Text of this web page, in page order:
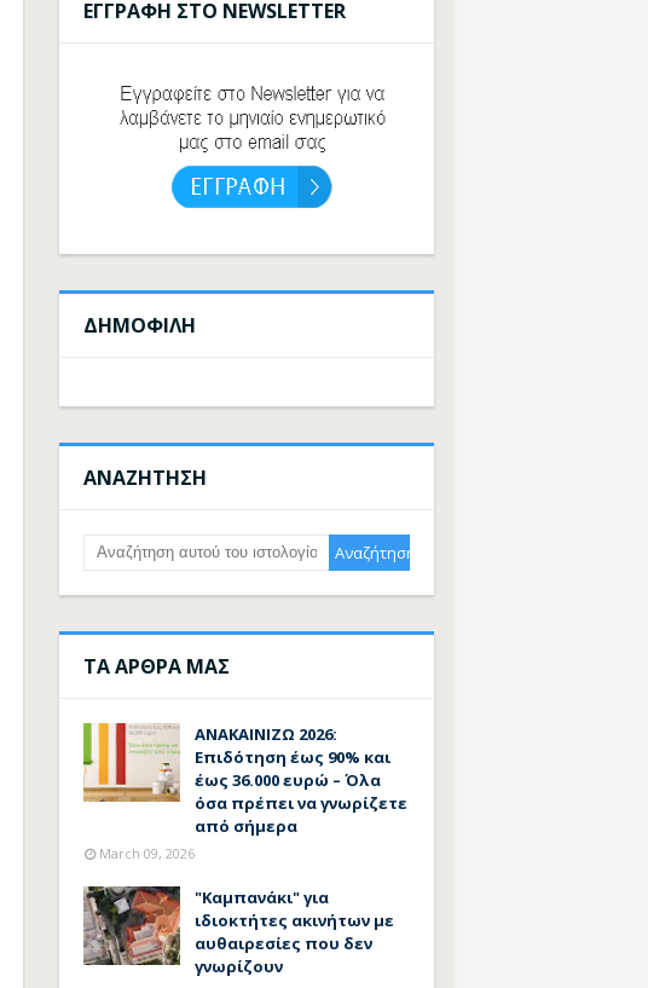
ΕΓΓΡΑΦΗ ΣΤΟ NEWSLETTER
ΔΗΜΟΦΙΛΗ
ΑΝΑΖΗΤΗΣΗ
ΤΑ ΑΡΘΡΑ ΜΑΣ
ΑΝΑΚΑΙΝΙΖΩ 2026:
Επιδότηση έως 90% και
έως 36.000 ευρώ – Όλα
όσα πρέπει να γνωρίζετε
από σήμερα
March 09, 2026
"Καμπανάκι" για
ιδιοκτήτες ακινήτων με
αυθαιρεσίες που δεν
γνωρίζουν